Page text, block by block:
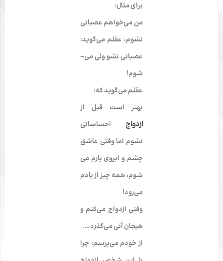
برای مثال:
من می­‌خواهم عصبانی
نشوم، عقلم می‌­گوید:
عصبانی نشو ولی می‌­
شوم!
عقلم می‌­گوید که:
بهتر است قبل از
ازدواج احساساتی
نشوم اما وقتی عاشق
چشم و ابروی یارم می­‌
شوم، همه چیز از یادم
می‌­رود!
وقتی ازدواج می‌­کنم و
هیجان آنی می‌­گذرد….
از خودم می‌­پرسم: چرا